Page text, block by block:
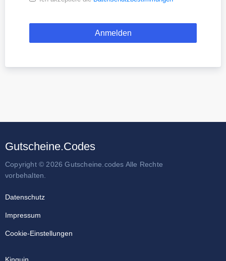
Gutscheine.Codes
Copyright © 2026 Gutscheine.codes Alle Rechte
vorbehalten.
Datenschutz
Impressum
Cookie-Einstellungen
Kinguin